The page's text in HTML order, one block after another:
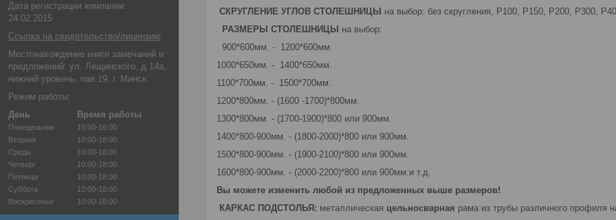
Дата регистрации компании:
24.02.2015
Ссылка на свидетельство/лицензию
Местонахождение книги замечаний и
предложений: ул. Лещинского, д.14а,
нижний уровень, пав.19, г. Минск
Режим работы:
День
Время работы
Понедельник
10:00-18:00
Вторник
10:00-18:00
Среда
10:00-18:00
Четверг
10:00-18:00
Пятница
10:00-18:00
Суббота
10:00-18:00
Воскресенье
10:00-18:00
СКРУГЛЕНИЕ УГЛОВ СТОЛЕШНИЦЫ на выбор: без скругления, Р100, Р150, Р200, Р300,
РАЗМЕРЫ СТОЛЕШНИЦЫ на выбор:
900*600мм. - 1200*600мм.
1000*650мм. - 1400*650мм.
1100*700мм. - 1500*700мм.
1200*800мм. - (1600 -1700)*800мм.
1300*800мм. - (1700-1900)*800 или 900мм.
1400*800-900мм. - (1800-2000)*800 или 900мм.
1500*800-900мм. - (1900-2100)*800 или 900мм.
1600*800-900мм. - (2000-2200)*800 или 900мм.и т.д.
Вы можете изменить любой из предложенных выше размеров!
КАРКАС ПОДСТОЛЬЯ: металлическая цельносварная рама из трубы различного профиля